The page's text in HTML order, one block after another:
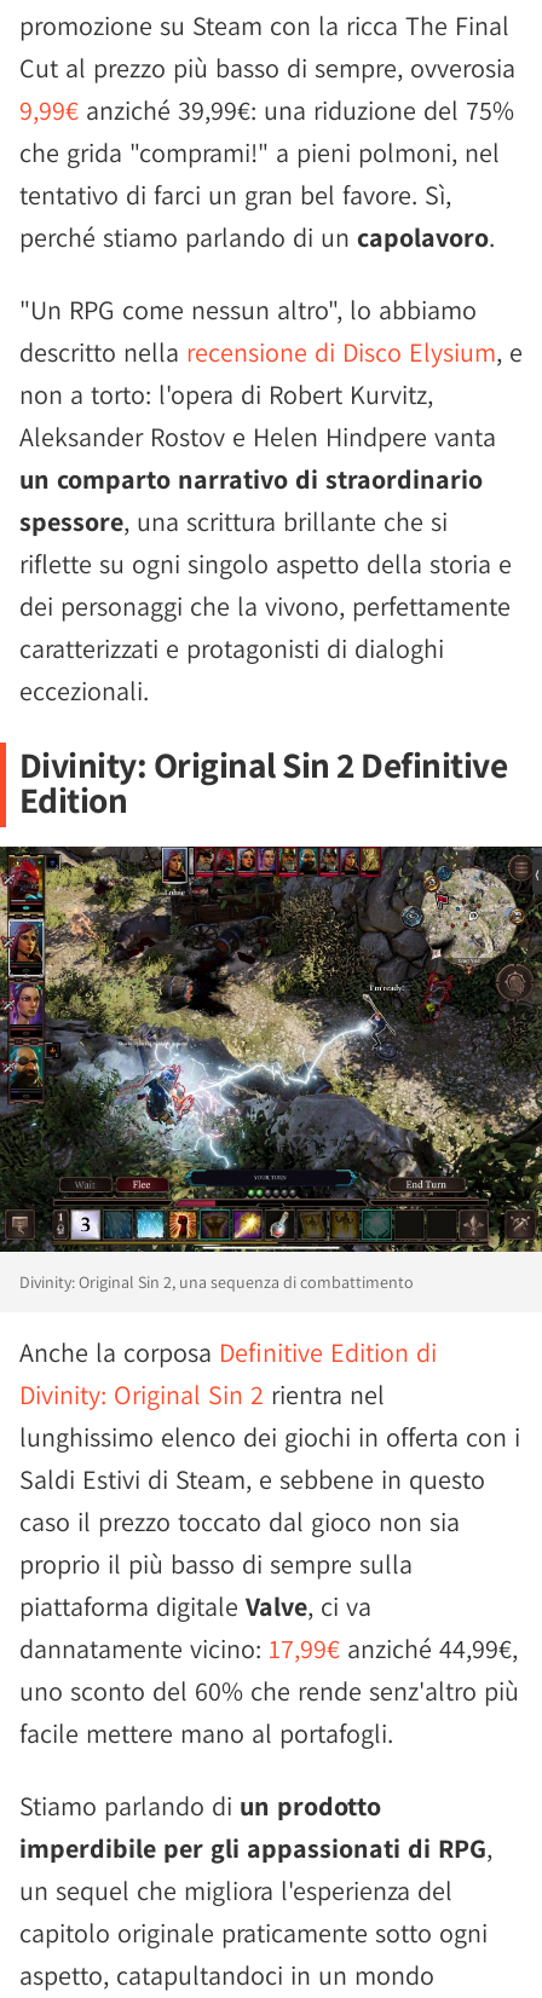
promozione su Steam con la ricca The Final
Cut al prezzo più basso di sempre, ovverosia
9,99€ anziché 39,99€: una riduzione del 75%
che grida "comprami!" a pieni polmoni, nel
tentativo di farci un gran bel favore. Sì,
perché stiamo parlando di un capolavoro.
"Un RPG come nessun altro", lo abbiamo
descritto nella recensione di Disco Elysium, e
non a torto: l'opera di Robert Kurvitz,
Aleksander Rostov e Helen Hindpere vanta
un comparto narrativo di straordinario
spessore, una scrittura brillante che si
riflette su ogni singolo aspetto della storia e
dei personaggi che la vivono, perfettamente
caratterizzati e protagonisti di dialoghi
eccezionali.
Divinity: Original Sin 2 Definitive
Edition
Divinity: Original Sin 2, una sequenza di combattimento
Anche la corposa Definitive Edition di
Divinity: Original Sin 2 rientra nel
lunghissimo elenco dei giochi in offerta con i
Saldi Estivi di Steam, e sebbene in questo
caso il prezzo toccato dal gioco non sia
proprio il più basso di sempre sulla
piattaforma digitale Valve, ci va
dannatamente vicino: 17,99€ anziché 44,99€,
uno sconto del 60% che rende senz'altro più
facile mettere mano al portafogli.
Stiamo parlando di un prodotto
imperdibile per gli appassionati di RPG,
un sequel che migliora l'esperienza del
capitolo originale praticamente sotto ogni
aspetto, catapultandoci in un mondo